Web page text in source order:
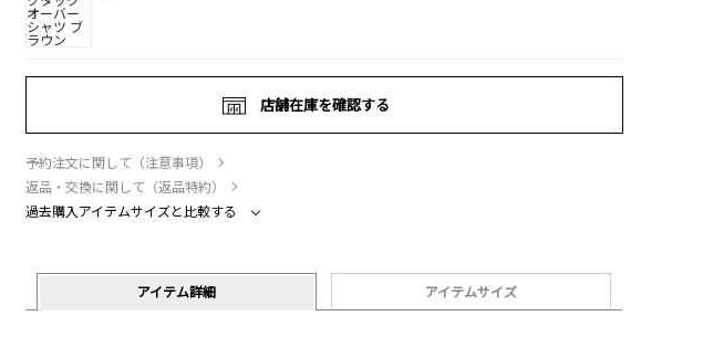
店舗在庫を確認する
予約注文に関して（注意事項）
返品・交換に関して（返品特約）
過去購入アイテムサイズと比較する
アイテム詳細 アイテムサイズ